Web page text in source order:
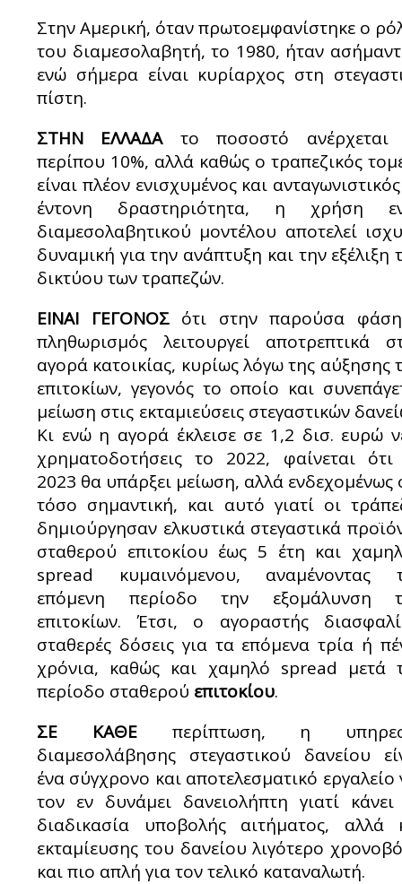
Στην Αμερική, όταν πρωτοεμφανίστηκε ο
του διαμεσολαβητή, το 1980, ήταν
ενώ σήμερα είναι κυρίαρχος στη
πίστη.
ΣΤΗΝ ΕΛΛΑΔΑτο ποσοστό ανέρχεται
περίπου 10%, αλλά καθώς ο τραπεζικός
είναι πλέον ενισχυμένος και
έντονη δραστηριότητα, η χρήση
διαμεσολαβητικού μοντέλου αποτελεί
δυναμική για την ανάπτυξη και την εξέλιξη
δικτύου των τραπεζών.
ΕΙΝΑΙ ΓΕΓΟΝΟΣότι στην παρούσα
πληθωρισμός λειτουργεί αποτρεπτικά
αγορά κατοικίας, κυρίως λόγω της αύξησης
επιτοκίων, γεγονός το οποίο και
μείωση στις εκταμιεύσεις στεγαστικών
Κι ενώ η αγορά έκλεισε σε 1,2 δισ. ευρώ
χρηματοδοτήσεις το 2022, φαίνεται
2023 θα υπάρξει μείωση, αλλά ενδεχομένως
τόσο σημαντική, και αυτό γιατί οι
δημιούργησαν ελκυστικά στεγαστικά
σταθερού επιτοκίου έως 5 έτη και
spread κυμαινόμενου, αναμένοντας
επόμενη περίοδο την εξομάλυνση
επιτοκίων. Έτσι, ο αγοραστής
σταθερές δόσεις για τα επόμενα τρία ή
χρόνια, καθώς και χαμηλό spread μετά
περίοδο σταθερού επιτοκίου.
ΣΕ ΚΑΘΕπερίπτωση, η
διαμεσολάβησης στεγαστικού δανείου
ένα σύγχρονο και αποτελεσματικό εργαλείο
τον εν δυνάμει δανειολήπτη γιατί
διαδικασία υποβολής αιτήματος, αλλά
εκταμίευσης του δανείου λιγότερο
και πιο απλή για τον τελικό καταναλωτή.